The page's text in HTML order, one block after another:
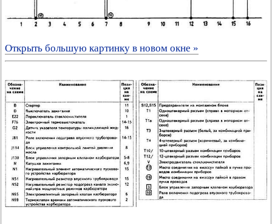
Открыть большую картинку в новом окне »